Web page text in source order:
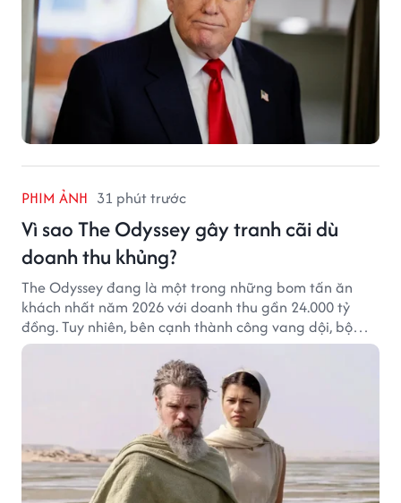
PHIM ẢNH 31 phút trước
Vì sao The Odyssey gây tranh cãi dù
doanh thu khủng?
The Odyssey đang là một trong những bom tấn ăn
khách nhất năm 2026 với doanh thu gần 24.000 tỷ
đồng. Tuy nhiên, bên cạnh thành công vang dội, bộ
phim của Christopher Nolan cũng vấp phải không ít
tranh cãi từ khán giả.